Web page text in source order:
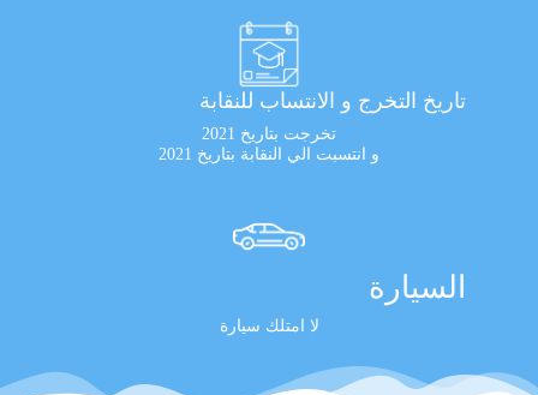
تاريخ التخرج و الانتساب للنقابة
تخرجت بتاريخ 2021
و انتسبت الي النقابة بتاريخ 2021
السيارة
لا امتلك سيارة